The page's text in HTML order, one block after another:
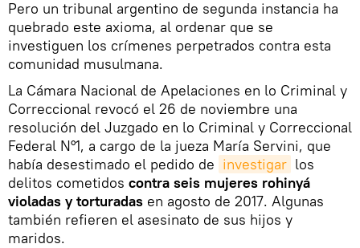
Pero un tribunal argentino de segunda instancia ha
quebrado este axioma, al ordenar que se
investiguen los crímenes perpetrados contra esta
comunidad musulmana.
La Cámara Nacional de Apelaciones en lo Criminal y
Correccional revocó el 26 de noviembre una
resolución del Juzgado en lo Criminal y Correccional
Federal N°1, a cargo de la jueza María Servini, que
había desestimado el pedido de investigar los
delitos cometidos contra seis mujeres rohinyá
violadas y torturadas en agosto de 2017. Algunas
también refieren el asesinato de sus hijos y
maridos.